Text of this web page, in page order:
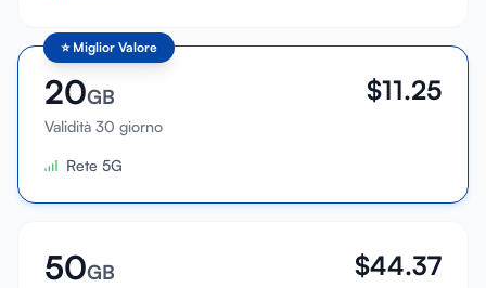
⭐ Miglior Valore
20GB
Validità 30 giorno
$11.25
Rete 5G
50GB $44.37